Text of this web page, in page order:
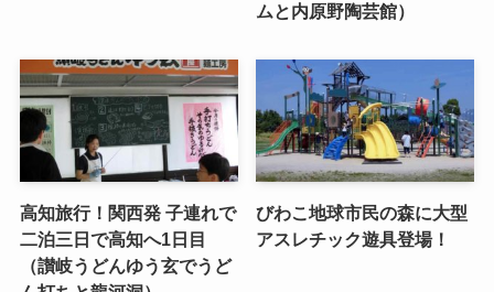
ムと内原野陶芸館）
高知旅行！関西発 子連れで
二泊三日で高知へ1日目
（讃岐うどんゆう玄でうど
びわこ地球市民の森に大型
アスレチック遊具登場！